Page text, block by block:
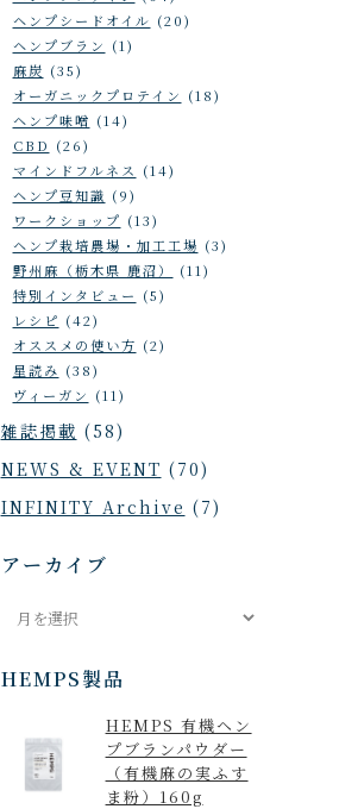
ヘンプシードオイル (20)
ヘンプブラン (1)
麻炭 (35)
オーガニックプロテイン (18)
ヘンプ味噌 (14)
CBD (26)
マインドフルネス (14)
ヘンプ豆知識 (9)
ワークショップ (13)
ヘンプ栽培農場・加工工場 (3)
野州麻（栃木県 鹿沼）
(11)
特別インタビュー (5)
レシピ (42)
オススメの使い方 (2)
星読み (38)
ヴィーガン (11)
雑誌掲載 (58)
NEWS & EVENT (70)
INFINITY Archive (7)
アーカイブ
カ
HEMPS製品
HEMPS 有機ヘン
プブランパウダー
（有機麻の実ふす
ま粉）160g